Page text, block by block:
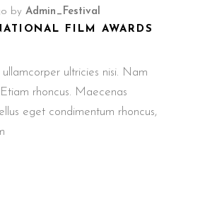
by Admin_Festival
FILM AWARDS
ultricies nisi. Nam
rhoncus. Maecenas
eget condimentum rhoncus,